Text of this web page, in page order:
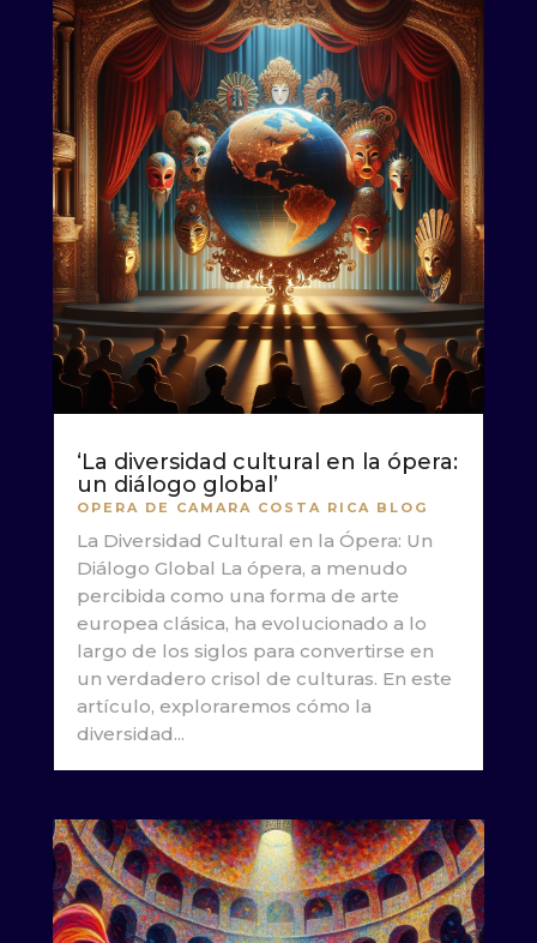
‘La diversidad cultural en la ópera:
un diálogo global’
OPERA DE CAMARA COSTA RICA BLOG
La Diversidad Cultural en la Ópera: Un
Diálogo Global La ópera, a menudo
percibida como una forma de arte
europea clásica, ha evolucionado a lo
largo de los siglos para convertirse en
un verdadero crisol de culturas. En este
artículo, exploraremos cómo la
diversidad...